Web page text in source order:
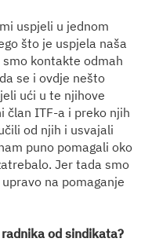
uspjeli u jednom
što je uspjela naša
kontakte odmah
se i ovdje nešto
ući u te njihove
član ITF-a i preko njih
od njih i usvajali
puno pomagali oko
Jer tada smo
na pomaganje
od sindikata?